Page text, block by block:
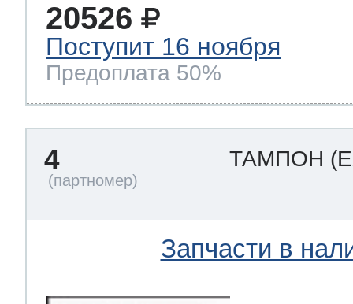
20526
Поступит 16 ноября
Предоплата 50%
4 ТАМПОН
Запчасти в